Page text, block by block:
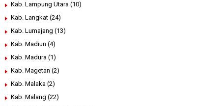
Kab. Lampung Utara (10)
Kab. Langkat (24)
Kab. Lumajang (13)
Kab. Madiun (4)
Kab. Madura (1)
Kab. Magetan (2)
Kab. Malaka (2)
Kab. Malang (22)